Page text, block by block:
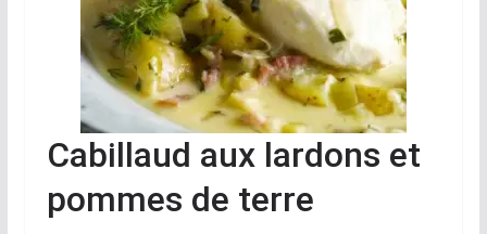
Cabillaud aux lardons et
pommes de terre